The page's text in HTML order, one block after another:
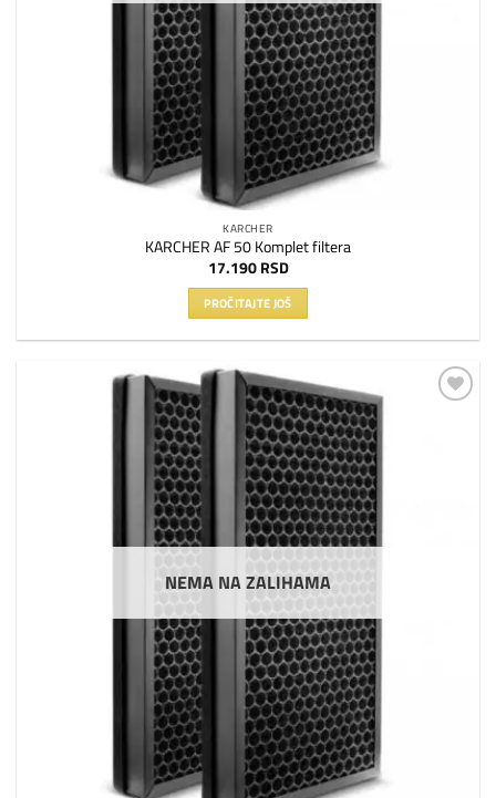
KARCHER
KARCHER AF 50 Komplet filtera
17.190 RSD
PROČITAJTE JOŠ
NEMA NA ZALIHAMA